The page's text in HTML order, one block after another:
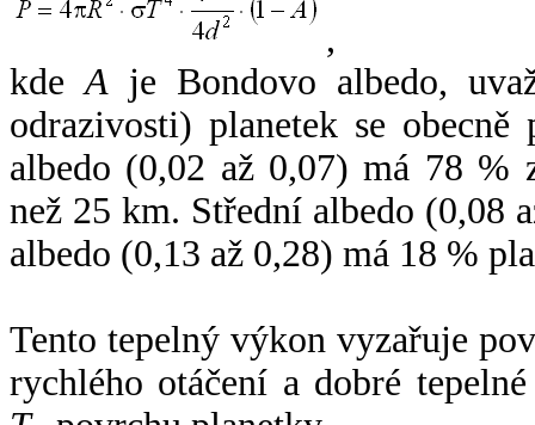
,
kdeA je Bondovo albedo,
odrazivosti) planetek se
albedo (0,02 až 0,07) má 78 %
než 25 km. Střední albedo (0,08
albedo (0,13 až 0,28) má 18 %
Tento tepelný výkon vyzařuje
rychlého otáčení a dobré